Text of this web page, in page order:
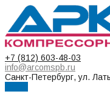
+7 (812) 603-48-03
info@arcomspb.ru
Санкт-Петербург, ул.